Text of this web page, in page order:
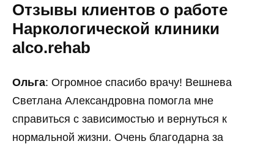
Отзывы клиентов о работе
Наркологической клиники
alco.rehab
Ольга: Огромное спасибо врачу! Вешнева
Светлана Александровна помогла мне
справиться с зависимостью и вернуться к
нормальной жизни. Очень благодарна за